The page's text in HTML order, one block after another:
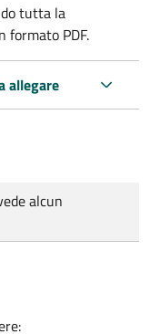
tutta la
formato PDF.
allegare
alcun